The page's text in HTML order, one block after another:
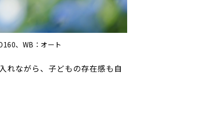
、WB：オート
れながら、子どもの存在感も自